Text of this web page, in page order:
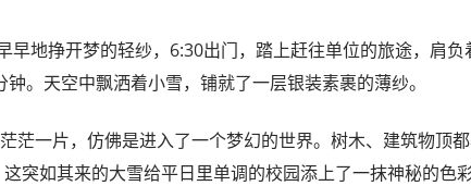
地挣开梦的轻纱，6:30出门，踏上赶往单位的旅途，肩负
。天空中飘洒着小雪，铺就了一层银装素裹的薄纱。
一片，仿佛是进入了一个梦幻的世界。树木、建筑物顶都
突如其来的大雪给平日里单调的校园添上了一抹神秘的色彩